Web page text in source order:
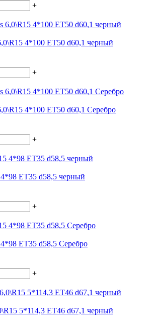
+
4*100 ET50 d60,1 черный
+
4*100 ET50 d60,1 Серебро
+
ET35 d58,5 черный
+
ET35 d58,5 Серебро
+
5*114,3 ET46 d67,1 черный